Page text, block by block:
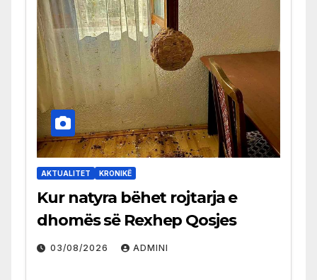
AKTUALITET KRONIKË
Kur natyra bëhet rojtarja e
dhomës së Rexhep Qosjes
03/08/2026 ADMINI